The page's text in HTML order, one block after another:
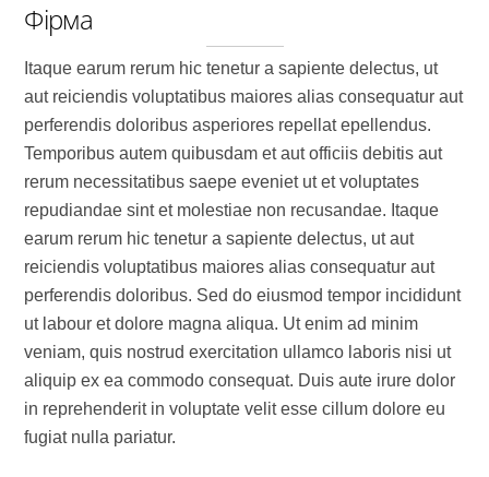
Фірма
Itaque earum rerum hic tenetur a sapiente delectus, ut
aut reiciendis voluptatibus maiores alias consequatur aut
perferendis doloribus asperiores repellat epellendus.
Temporibus autem quibusdam et aut officiis debitis aut
rerum necessitatibus saepe eveniet ut et voluptates
repudiandae sint et molestiae non recusandae. Itaque
earum rerum hic tenetur a sapiente delectus, ut aut
reiciendis voluptatibus maiores alias consequatur aut
perferendis doloribus. Sed do eiusmod tempor incididunt
ut labour et dolore magna aliqua. Ut enim ad minim
veniam, quis nostrud exercitation ullamco laboris nisi ut
aliquip ex ea commodo consequat. Duis aute irure dolor
in reprehenderit in voluptate velit esse cillum dolore eu
fugiat nulla pariatur.